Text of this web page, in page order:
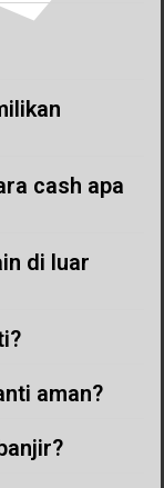
cash apa
di luar
aman?